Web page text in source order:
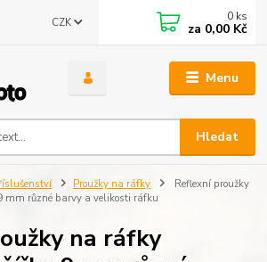
Menu
CZK
Hledat
0 ks
za 0,00 Kč
Proužky na ráfky
Reflexní proužky
mm různé barvy a velikosti ráfku
na ráfky